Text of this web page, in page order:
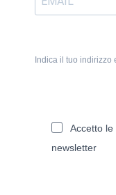
Indica il tuo indirizzo
Accetto
newsletter